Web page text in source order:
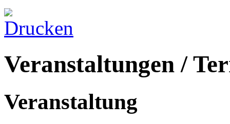
Veranstaltungen /
Veranstaltung